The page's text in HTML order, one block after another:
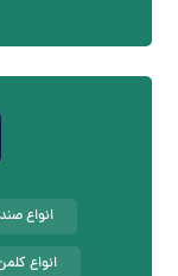
انواع
انواع